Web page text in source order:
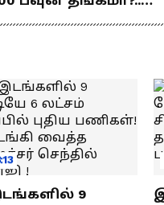
தான் சமயபுரம்
முதல்
பட்டினி விரதம்
படைக்கப்படாது.
போன் றவை மட்டுமே
எவ்வளவு
9